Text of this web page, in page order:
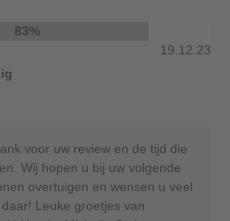
83%
19.12.23
voor uw review en de tijd die
Wij hopen u bij uw volgende
overtuigen en wensen u veel
Leuke groetjes van